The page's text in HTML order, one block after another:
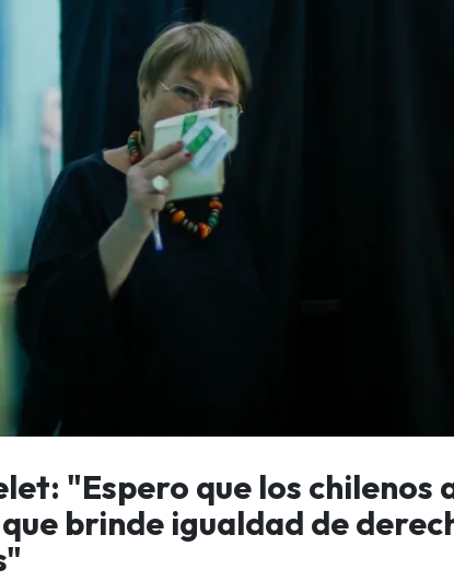
"Espero que los chilenos
brinde igualdad de